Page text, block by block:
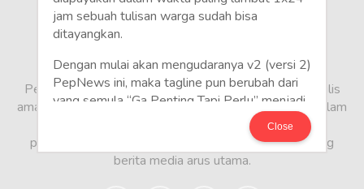
jam sebuah tulisan warga sudah bisa
ditayangkan.
Dengan mulai akan mengudaranya v2 (versi 2)
PepNews ini, maka tagline pun berubah dari
yang semula “Ga Penting Tapi Perlu” menjadi
Mari Bergabung di PepNews dan mulailah
menulis politik!
Close
PepNews.com adalah media warga, tempat bagi penulis
amatir dan profesional menyampaikan berbagai opini dalam
bentuk artikel mapun feature yang ditulis dari sudut
pandang tidak biasa, yang berbeda dari sudut pandang
berita media arus utama.